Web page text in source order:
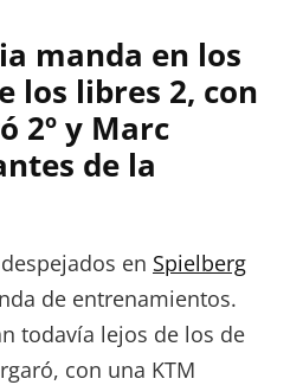
manda en los
los libres 2, con
2º y Marc
de la
en Spielberg
de entrenamientos.
todavía lejos de los de
con una KTM